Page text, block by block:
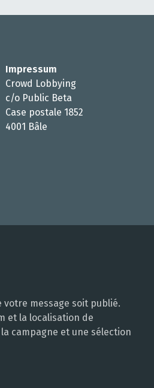
Impressum
Crowd Lobbying
c/o Public Beta
Case postale 1852
4001 Bâle
message soit publié.
et la localisation de
campagne et une sélection